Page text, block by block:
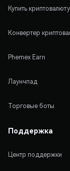
Купить криптовалюту
Конвертер
Phemex Earn
Лаунчпад
Торговые боты
Поддержка
Центр поддержки